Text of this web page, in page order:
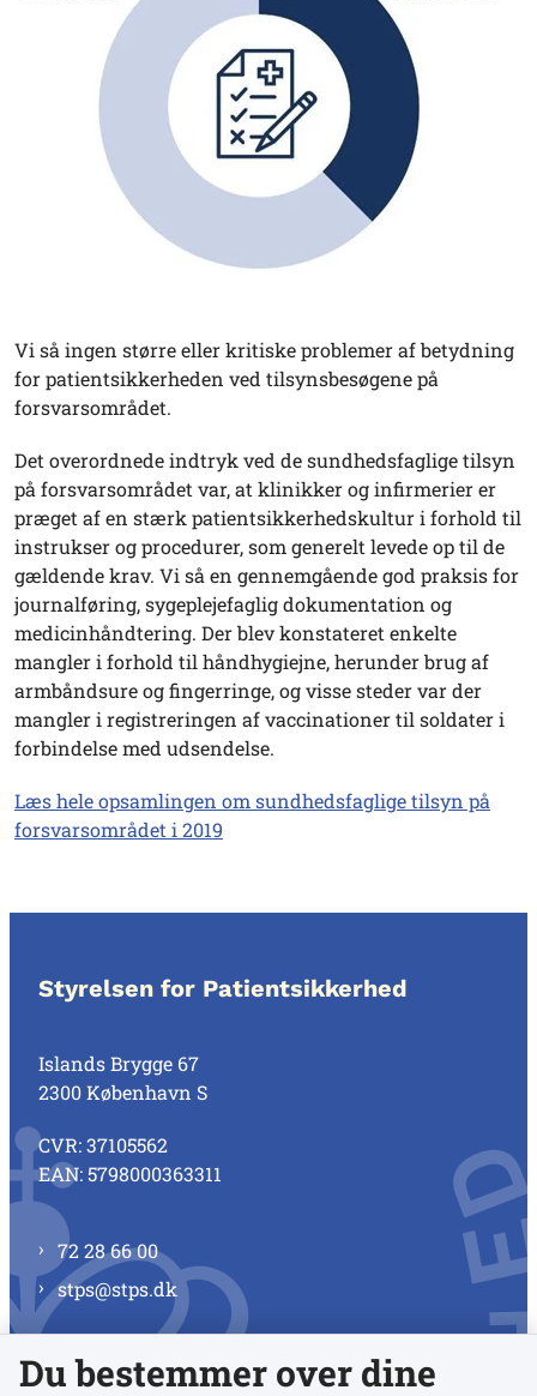
Vi så ingen større eller kritiske problemer af betydning
for patientsikkerheden ved tilsynsbesøgene på
forsvarsområdet.
Det overordnede indtryk ved de sundhedsfaglige tilsyn
på forsvarsområdet var, at klinikker og infirmerier er
præget af en stærk patientsikkerhedskultur i forhold til
instrukser og procedurer, som generelt levede op til de
gældende krav. Vi så en gennemgående god praksis for
journalføring, sygeplejefaglig dokumentation og
medicinhåndtering. Der blev konstateret enkelte
mangler i forhold til håndhygiejne, herunder brug af
armbåndsure og fingerringe, og visse steder var der
mangler i registreringen af vaccinationer til soldater i
forbindelse med udsendelse.
Læs hele opsamlingen om sundhedsfaglige tilsyn på
forsvarsområdet i 2019
Styrelsen for Patientsikkerhed
Islands Brygge 67
2300 København S
CVR: 37105562
EAN: 5798000363311
72 28 66 00
stps@stps.dk
Se alle kontaktnumre
Du bestemmer over dine